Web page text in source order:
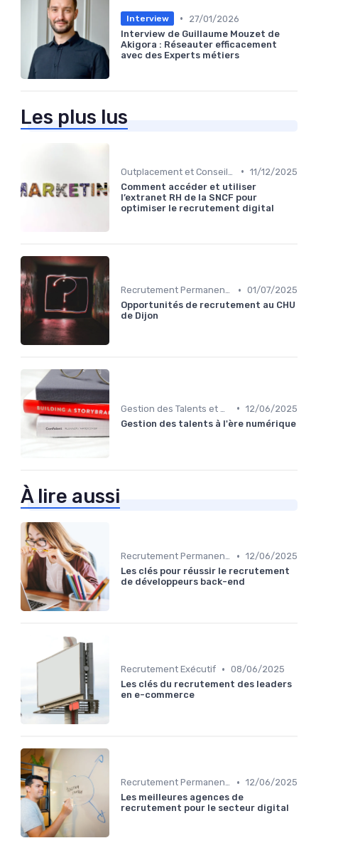
Interview •
27/01/2026
Interview de Guillaume Mouzet de
Akigora : Réseauter efficacement
avec des Experts métiers
Les plus lus
• 11/12/2025
Comment accéder et utiliser
l’extranet RH de la SNCF pour
optimiser le recrutement digital
Recrutement Permanent et Temporaire • 01/07/2025
Opportunités de recrutement au CHU
de Dijon
• 12/06/2025
Gestion des talents à l'ère numérique
À lire aussi
Recrutement Permanent et Temporaire • 12/06/2025
Les clés pour réussir le recrutement
de développeurs back-end
Recrutement Exécutif • 08/06/2025
Les clés du recrutement des leaders
en e-commerce
Recrutement Permanent et Temporaire • 12/06/2025
Les meilleures agences de
recrutement pour le secteur digital